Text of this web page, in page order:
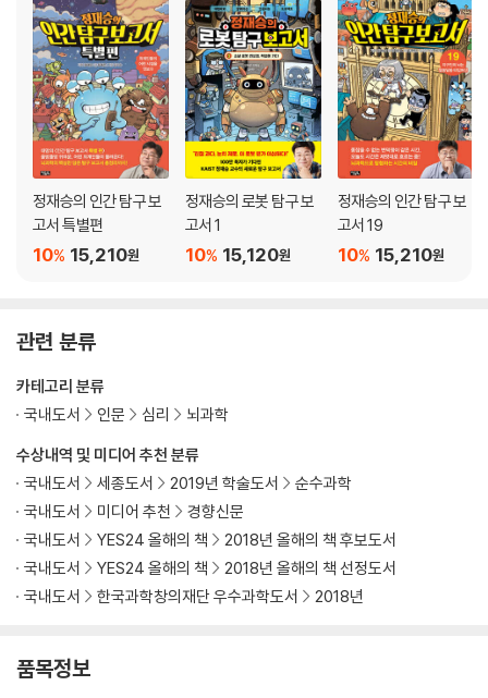
정, 창의성, 놀이, 결핍, 습관, 미신, 선택 등과 관련된 과학의 여러 관점과
이야기를 소개한다. 매번 생활을 바로 잡을 계획은 세우지만 실천하지 못
하는 이유가 무엇인지, 선택의 순간 뇌에서 어떤 일이 일어나는지, 햄릿 증
후군은 어떻게 극복할 수 있는지, 놀이가 인간에게 어떤 의미인지, 왜 우리
는 미신을 믿게 되는지 등 우리는 여태 만나지 못했던 인간이라는 복잡한
숲을 과학의 관점에서 다시 생각해 볼 기회를 얻게 된다.
“호모 사피엔스가 지난 수만 년 동안 어떻게 세상에 반응하며 살아왔는지,
천천히 진화하는 부실한 뇌로 이 복잡한 현대 사회에서 어떻게 버텨내고
있는지, 그럼에도 불구하고 결국 현명하고 행복하며 늘 깨어있는 존재로
살기 위해 어떤 안간힘을 쓰고 있는지”를 안내하는 그의 발자국을 따라가
창의적 혁신의 비밀부터 제4차 산업혁명이 만들어낼 미래까지
오지 않은 세계를 상상하는 즐거움
있는지 말하고 싶었습니다. 그리고 혁명적 사고의 전환을 필요로 하는 동
시대인들은 이런 혁명의 기운을 어떻게 받아들이고 있는지 살펴보려 했습
니다.” -프롤로그 중에서
미래를 예측하고, 준비하는 일은 쉽지 않다. 예전에는 한 번 배워 평생을 써
먹을 수 있었던 지식과 기술이, 이제는 그 수명이 10년을 넘기지 못하는 일
를 숨 가쁘게 하고 불안하게 만든다. 이 책의 2부는 급변하는 과학기술의
열 번째 발자국
혁명은 어떻게 시작되는가
열한 번째 발자국
순응하지 않는 사람들은 어떻게 세상에 도전하는가
열두 번째 발자국
뇌라는 우주를 탐험하며, 칼 세이건을 추억하다
인터뷰 특강2 - 뇌과학자, ‘창의성’을 말하다
좀 더 자세한 정보를 알고 싶은 독자들에게
정재승의 인간 탐구 보
고서 특별편
15,210원
10%
정재승의 로봇 탐구 보
고서 1
15,120원
10%
정재승의 인간 탐구 보
고서 19
15,210원
10%
관련 분류
수상내역 및 미디어 추천 분류
국내도서
세종도서 2019년 학술도서
순수과학
국내도서
미디어 추천
경향신문
국내도서
YES24 올해의 책
2018년 올해의 책 후보도서
국내도서
YES24 올해의 책
2018년 올해의 책 선정도서
국내도서
한국과학창의재단 우수과학도서 2018년
카테고리 분류
국내도서
인문 심리 뇌과학
품목정보